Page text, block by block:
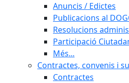
Anuncis / Edictes
Publicacions al
Resolucions
Participació
Més...
Contractes, convenis i
Contractes